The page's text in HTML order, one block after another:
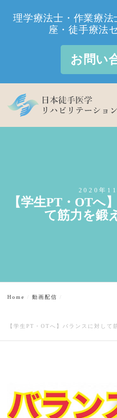
理学療法士・作業療
座・徒手療法
お問い
2020年11
【学生PT・OTへ
て筋力を鍛
Home 動画配信
【学生PT・OTへ】バランスに対して